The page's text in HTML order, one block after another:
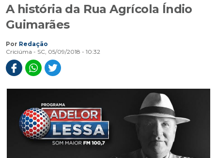
A história da Rua Agrícola Índio
Guimarães
Por Redação
Criciúma - SC, 05/09/2018 - 10:32